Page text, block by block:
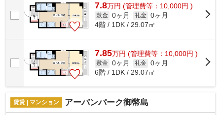
7.8万円 (管理費等：10,000円 )
敷金 0ヶ月 礼金 0ヶ月
4階 / 1DK / 29.07㎡
7.85万円 (管理費等：10,000円 )
敷金 0ヶ月 礼金 0ヶ月
6階 / 1DK / 29.07㎡
賃貸 | マンション アーバンパーク御幣島